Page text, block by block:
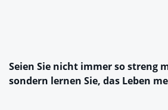
Seien Sie nicht immer so streng
sondern lernen Sie, das Leben